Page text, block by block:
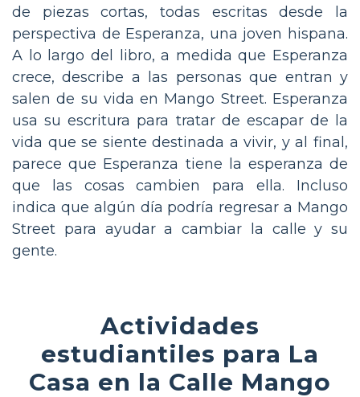
de piezas cortas, todas escritas desde la
perspectiva de Esperanza, una joven hispana.
A lo largo del libro, a medida que Esperanza
crece, describe a las personas que entran y
salen de su vida en Mango Street. Esperanza
usa su escritura para tratar de escapar de la
vida que se siente destinada a vivir, y al final,
parece que Esperanza tiene la esperanza de
que las cosas cambien para ella. Incluso
indica que algún día podría regresar a Mango
Street para ayudar a cambiar la calle y su
gente.
Actividades
estudiantiles para La
Casa en la Calle Mango